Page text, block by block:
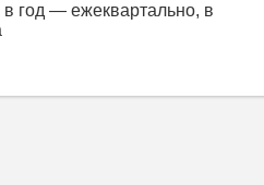
год — ежеквартально, в